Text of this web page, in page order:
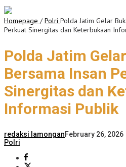
Homepage / Polri Polda Jatim Gelar
Perkuat Sinergitas dan Keterbukaan
Polda Jatim
Bersama Insan
Sinergitas dan
Informasi Publik
redaksi lamonganFebruary 26, 2026
Polri